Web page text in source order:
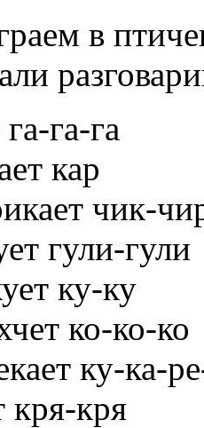
в
га-га
кар
чик-
гули-гули
ку-ку
ко-ко-ко
ку-ка-
кря-кря